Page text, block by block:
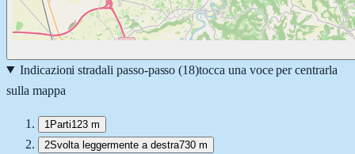
Indicazioni stradali passo-passo (18)tocca una voce per centrarla
sulla mappa
1 Parti123 m
2Svolta leggermente a destra730 m